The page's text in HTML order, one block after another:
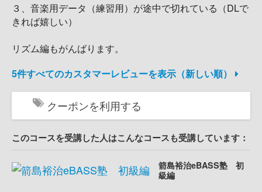
３、音楽用データ（練習用）が途中で切れている（DLで
きれば嬉しい）
リズム編もがんばります。
5件すべてのカスタマーレビューを表示（新しい順）
クーポンを利用する
このコースを受講した人はこんなコースも受講しています：
箭島裕治eBASS塾 初
級編